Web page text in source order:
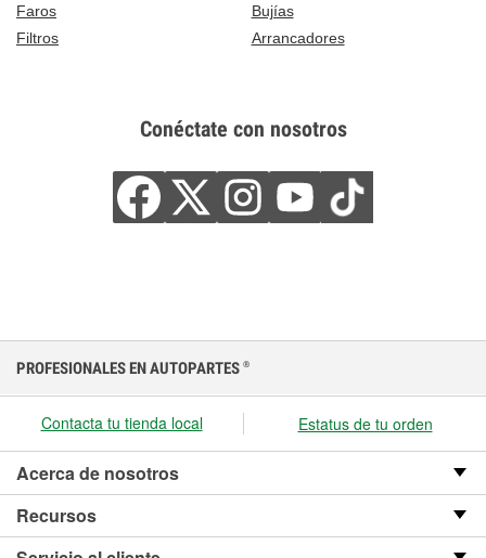
Faros
Bujías
Filtros
Arrancadores
Conéctate con nosotros
PROFESIONALES EN AUTOPARTES ®
Contacta tu tienda local Estatus de tu orden
Acerca de nosotros
Recursos